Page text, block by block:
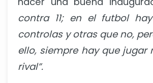
contra 11; en el futbol
controlas y otras que no,
ello, siempre hay que jugar
rival”.